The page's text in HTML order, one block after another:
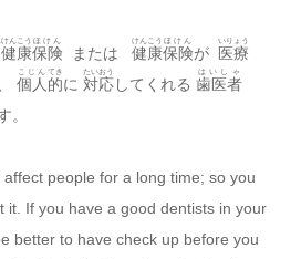
健康
けんこう
保険
ほけん
または 健康
けんこう
保険
ほけん
が 医療
いりょう
個人
こじん
的
てき
に 対応
たいおう
してくれる 歯医者
はいしゃ
。
people for a long time; so you
it. If you have a good dentists in your
better to have check up before you